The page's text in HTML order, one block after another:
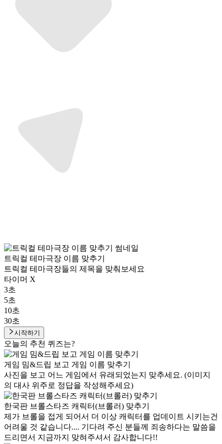
트릭컬 테마극장 이름 맞추기
트릭컬 테마극장들의 제목을 맞춰보세요
타이머 X
3초
5초
10초
30초
시작하기
오늘의 추천 퀴즈는?
게임 밈&드립 보고 게임 이름 맞추기
사진을 보고 어느 게임에서 유래되었는지 맞추세요. (이미지
의 대사 위주로 정답을 작성해주세요)
한국판 브롤스타즈 캐릭터(브롤러) 맞추기
제가 브롤을 접게 되어서 더 이상 캐릭터를 업데이트 시키는건
어려울 것 같습니다.... 기다려 주신 분들께 죄송하다는 말씀을
드리면서 지금까지 맞혀주셔서 감사합니다!!